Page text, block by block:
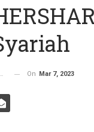
On Mar 7, 2023